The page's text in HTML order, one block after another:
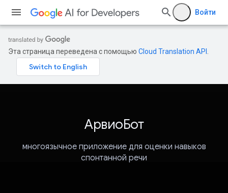
Войти
Эта страница переведена с помощью Cloud Translation API
АрвиоБот
многоязычное приложение для оценки навыков
спонтанной речи